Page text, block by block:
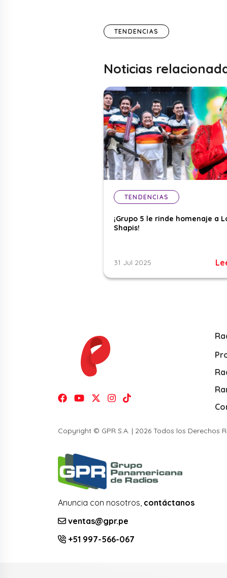
TENDENCIAS
Noticias
TENDENCIAS
¡Grupo 5 le rinde homenaje a
Shapis!
31 Jul 2025
Copyright © GPR S.A. | 2026 Todos los Derechos
Anuncia con nosotros, contáctanos
ventas@gpr.pe
+51 997-566-067